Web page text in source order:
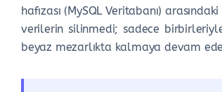
hafızası (MySQL Veritabanı)
verilerin silinmedi; sadece
beyaz mezarlıkta kalmaya devam